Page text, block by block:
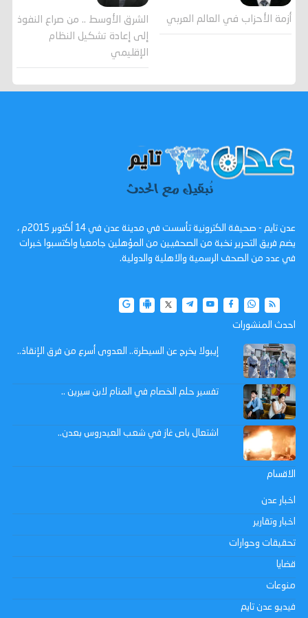
أزمة الأحزاب في العالم العربي
الشرق الأوسط .. من صراع النفوذ
إلى إعادة تشكيل النظام
الإقليمي
عدن تايم - صحيفة الكترونية تأسست في مدينة عدن في 14 أكتوبر 2015م ،
يضم فريق التحرير نخبة من الصحفيين من المؤهلين جامعيا واكتسبوا خبرات
في عدد من الصحف الرسمية والاهلية والدولية.
احدث المنشورات
إيبولا يخرج عن السيطرة.. العدوى أسرع من فرق الإنقاذ..
تفسير حلم الخصام في المنام لابن سيرين ..
اشتعال باص غاز في شعب العيدروس بعدن..
الاقسام
اخبار عدن
اخبار وتقارير
تحقيقات وحوارات
قضايا
منوعات
فيديو عدن تايم